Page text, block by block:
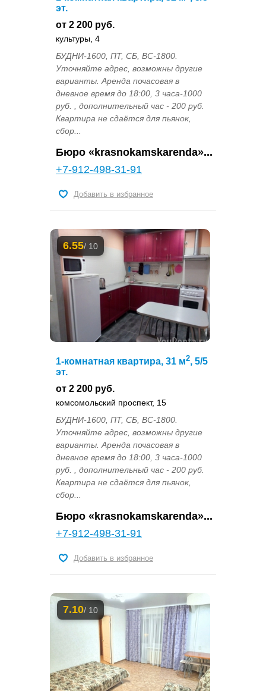
эт.
от 2 200 руб.
культуры, 4
БУДНИ-1600, ПТ, СБ, ВС-1800.
Уточняйте адрес, возможны другие
варианты. Аренда почасовая в
дневное время до 18:00, 3 часа-1000
руб. , дополнительный час - 200 руб.
Квартира не сдаётся для пьянок,
сбор...
Бюро «krasnokamskarenda»...
+7-912-498-31-91
Добавить в избранное
6.55/ 10
1-комнатная квартира, 31 м2, 5/5
эт.
от 2 200 руб.
комсомольский проспект, 15
БУДНИ-1600, ПТ, СБ, ВС-1800.
Уточняйте адрес, возможны другие
варианты. Аренда почасовая в
дневное время до 18:00, 3 часа-1000
руб. , дополнительный час - 200 руб.
Квартира не сдаётся для пьянок,
сбор...
Бюро «krasnokamskarenda»...
+7-912-498-31-91
Добавить в избранное
7.10/ 10